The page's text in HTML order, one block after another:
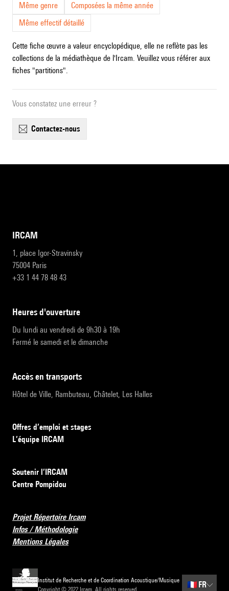
Même genre
Composées la même année
Même effectif détaillé
Cette fiche œuvre a valeur encyclopédique, elle ne reflète pas les
collections de la médiathèque de l'Ircam. Veuillez vous référer aux
fiches "partitions".
Vous constatez une erreur ?
contactez-nous
IRCAM
1, place Igor-Stravinsky
75004 Paris
+33 1 44 78 48 43
heures d'ouverture
Du lundi au vendredi de 9h30 à 19h
Fermé le samedi et le dimanche
accès en transports
Hôtel de Ville, Rambuteau, Châtelet, Les Halles
Offres d’emploi et stages
L’équipe IRCAM
Soutenir l’IRCAM
Centre Pompidou
Projet Répertoire Ircam
Infos / Méthodologie
Mentions Légales
Institut de Recherche et de Coordination Acoustique/Musique
Copyright © 2022 Ircam. All rights reserved.
🇫🇷 FR